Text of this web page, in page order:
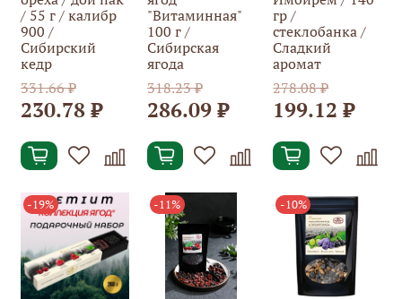
/ 55 г / калибр
900 /
Сибирский
кедр
331.66 ₽
230.78 ₽
"Витаминная"
100 г /
Сибирская
ягода
318.23 ₽
286.09 ₽
гр /
стеклобанка /
Сладкий
аромат
278.08 ₽
199.12 ₽
-19% -11% -10%